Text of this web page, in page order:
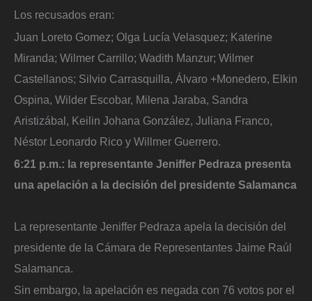
Los recusados eran:
Juan Loreto Gomez; Olga Lucía Velasquez; Katerine
Miranda; Wilmer Carrillo; Wadith Manzur; Wilmer
Castellanos; Silvio Carrasquilla, Álvaro +Monedero, Elkin
Ospina, Wilder Escobar, Milena Jaraba, Sandra
Aristizábal, Keilin Johana González, Juliana Franco,
Néstor Leonardo Rico y Willmer Guerrero.
6:21 p.m.: la representante Jeniffer Pedraza presenta
una apelación a la decisión del presidente Salamanca
La representante Jeniffer Pedraza apela la decisión del
presidente de la Cámara de Representantes Jaime Raúl
Salamanca.
Sin embargo, la apelación es negada con 76 votos por el